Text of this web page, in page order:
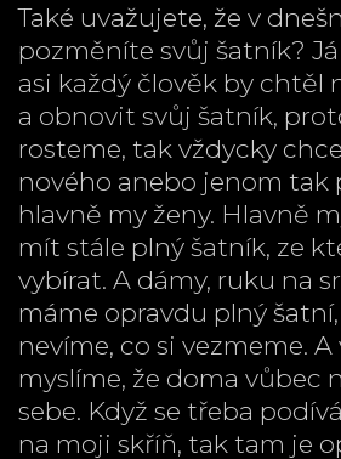
Také uvažujete, že v
pozměníte svůj šatník?
asi každý člověk by chtěl
a obnovit svůj šatník,
rosteme, tak vždycky
nového anebo jenom tak
hlavně my ženy. Hlavně
mít stále plný šatník, ze
vybírat. A dámy, ruku na
máme opravdu plný
nevíme, co si vezmeme. A
myslíme, že doma vůbec
sebe. Když se třeba
na moji skříň, tak tam je